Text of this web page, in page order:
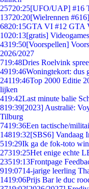
25720:25[UFO/UAP] #16
13720:20[Wielrennen
6820:15GTA VI #12 GTA
1020:13[gratis]
4319:50[Voorspellen]
2026/2027
719:48Dries Roelvink
4919:46Woningtekort: dus
24119:46Top 2000 Editie
lijken
419:42Last minute balie
819:39[2023] Australië:
Tilburg
7419:36Een tactische/
14819:32[SBS6] Vandaag
519:29Ik ga de fok-toto
27319:25Het enige echte
23519:13Frontpage
919:0714-jarige leerling
1419:06Prijs Bar le duc